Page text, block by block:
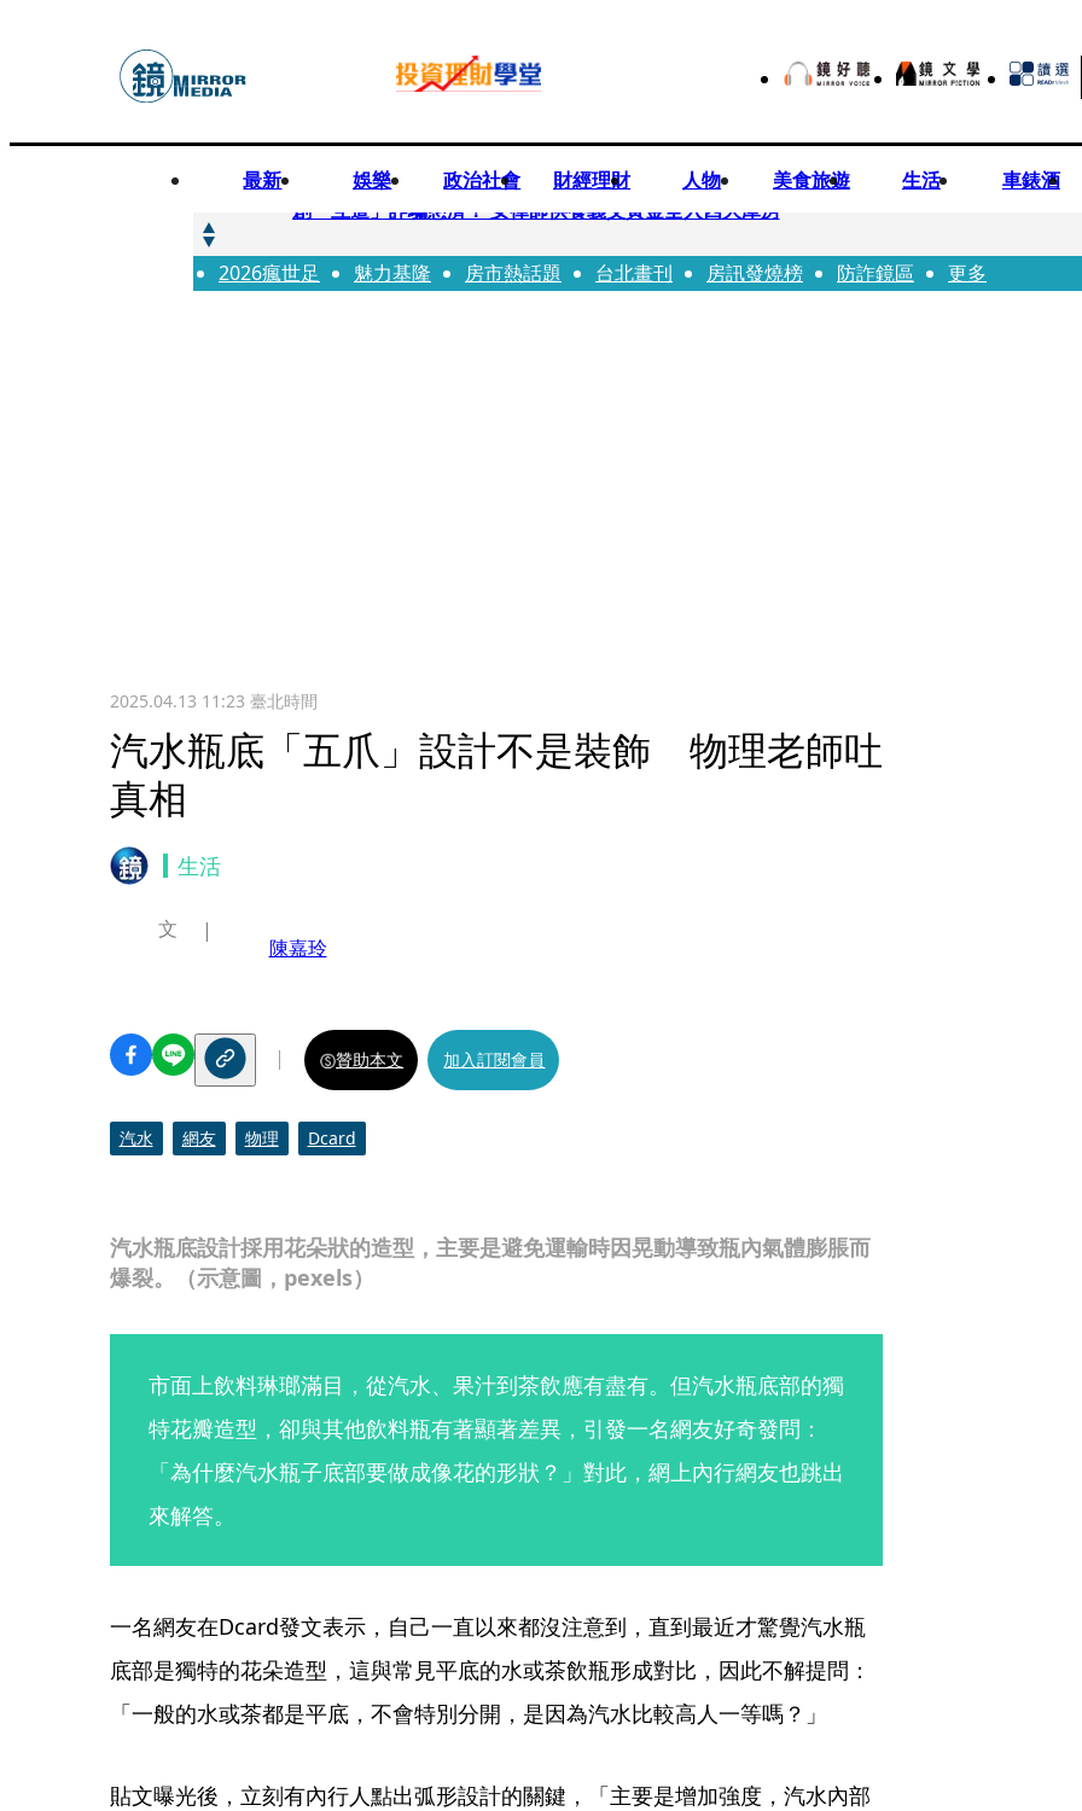
最新 娛樂 政治社會 財經理財 人物 美食旅遊 生活 車錶酒
快訊
創「互道」詐騙慈濟！ 女律師供養義父黃金全入四大庫房
快訊
前時力黨魁表態「反對刪公視預算」 盼在野三思：改凍結處理受質疑項目
2026瘋世足 魅力基隆 房市熱話題 台北畫刊 房訊發燒榜 防詐鏡區 更多
2025.04.13 11:23 臺北時間
汽水瓶底「五爪」設計不是裝飾 物理老師吐
真相
生活
汽水瓶底設計採用花朵狀的造型，主要是避免運輸時因晃動導致瓶內氣體膨脹而
爆裂。（示意圖，pexels）
文
陳嘉玲
贊助本文 加入訂閱會員
汽水 網友 物理 Dcard
市面上飲料琳瑯滿目，從汽水、果汁到茶飲應有盡有。但汽水瓶底部的獨
特花瓣造型，卻與其他飲料瓶有著顯著差異，引發一名網友好奇發問：
「為什麼汽水瓶子底部要做成像花的形狀？」對此，網上內行網友也跳出
來解答。
一名網友在Dcard發文表示，自己一直以來都沒注意到，直到最近才驚覺汽水瓶
底部是獨特的花朵造型，這與常見平底的水或茶飲瓶形成對比，因此不解提問：
「一般的水或茶都是平底，不會特別分開，是因為汽水比較高人一等嗎？」
貼文曝光後，立刻有內行人點出弧形設計的關鍵，「主要是增加強度，汽水內部